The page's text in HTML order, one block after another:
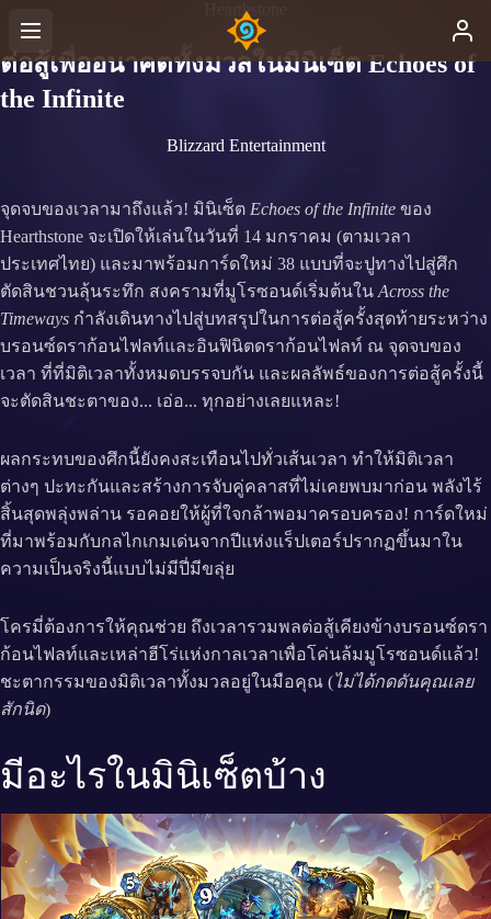
Hearthstone
ต่อสู้เพื่ออนาคตทั้งมวลในมินิเซ็ต Echoes of
the Infinite
Blizzard Entertainment
จุดจบของเวลามาถึงแล้ว! มินิเซ็ต Echoes of the Infinite ของ
Hearthstone จะเปิดให้เล่นในวันที่ 14 มกราคม (ตามเวลา
ประเทศไทย) และมาพร้อมการ์ดใหม่ 38 แบบที่จะปูทางไปสู่ศึก
ตัดสินชวนลุ้นระทึก สงครามที่มูโรซอนด์เริ่มต้นใน Across the
Timeways กำลังเดินทางไปสู่บทสรุปในการต่อสู้ครั้งสุดท้ายระหว่าง
บรอนซ์ดราก้อนไฟลท์และอินฟินิตดราก้อนไฟลท์ ณ จุดจบของ
เวลา ที่ที่มิติเวลาทั้งหมดบรรจบกัน และผลลัพธ์ของการต่อสู้ครั้งนี้
จะตัดสินชะตาของ... เอ่อ... ทุกอย่างเลยแหละ!
ผลกระทบของศึกนี้ยังคงสะเทือนไปทั่วเส้นเวลา ทำให้มิติเวลา
ต่างๆ ปะทะกันและสร้างการจับคู่คลาสที่ไม่เคยพบมาก่อน พลังไร้
สิ้นสุดพลุ่งพล่าน รอคอยให้ผู้ที่ใจกล้าพอมาครอบครอง! การ์ดใหม่
ที่มาพร้อมกับกลไกเกมเด่นจากปีแห่งแร็ปเตอร์ปรากฏขึ้นมาใน
ความเป็นจริงนี้แบบไม่มีปี่มีขลุ่ย
โครมี่ต้องการให้คุณช่วย ถึงเวลารวมพลต่อสู้เคียงข้างบรอนซ์ดรา
ก้อนไฟลท์และเหล่าฮีโร่แห่งกาลเวลาเพื่อโค่นล้มมูโรซอนด์แล้ว!
ชะตากรรมของมิติเวลาทั้งมวลอยู่ในมือคุณ (ไม่ได้กดดันคุณเลย
สักนิด)
มีอะไรในมินิเซ็ตบ้าง